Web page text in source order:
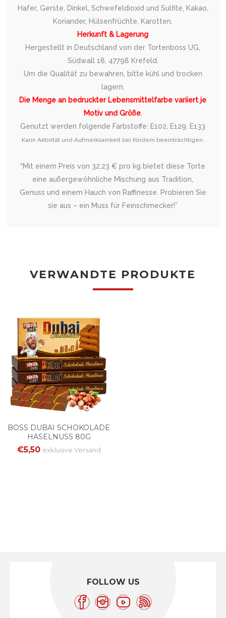
Hafer, Gerste, Dinkel, Schwefeldioxid und Sulfite, Kakao,
Koriander, Hülsenfrüchte, Karotten.
Herkunft & Lagerung
Hergestellt in Deutschland von der Tortenboss UG,
Südwall 18, 47798 Krefeld.
Um die Qualität zu bewahren, bitte kühl und trocken
lagern.
Die Menge an bedruckter Lebensmittelfarbe variiert je
Motiv und Größe.
Genutzt werden folgende Farbstoffe: E102, E129, E133
Kann Aktivität und Aufmerksamkeit bei Kindern beeinträchtigen.
“Mit einem Preis von 32,23 € pro kg bietet diese Torte
eine außergewöhnliche Mischung aus Tradition,
Genuss und einem Hauch von Raffinesse. Probieren Sie
sie aus – ein Muss für Feinschmecker!”
VERWANDTE PRODUKTE
BOSS DUBAI SCHOKOLADE
HASELNUSS 80G
€5,50 exklusive Versand
FOLLOW US